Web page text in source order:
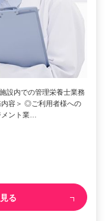
設内での管理栄養士業務
内容＞ ◎ご利用者様への
ント業…
る